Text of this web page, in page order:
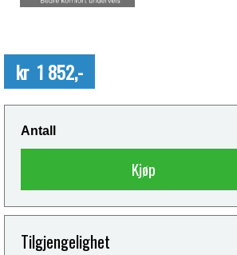
kr 1 852,-
Antall
Kjøp
Tilgjengelighet